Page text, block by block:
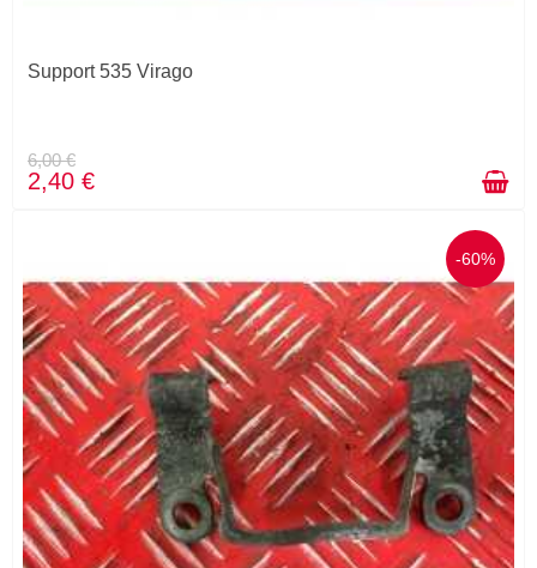
Support 535 Virago
6,00 €
2,40 €
-60%